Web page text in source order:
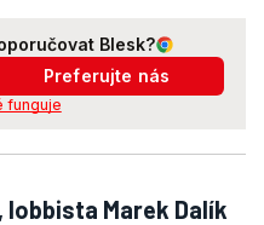
Blesk?
Preferujte nás
funguje
lobbista Marek Dalík